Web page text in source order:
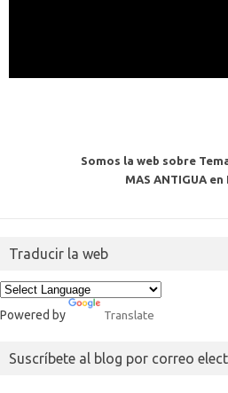
Somos la web sobre
MAS ANTIGUA
Traducir la web
Powered by Translate
Suscríbete al blog por correo